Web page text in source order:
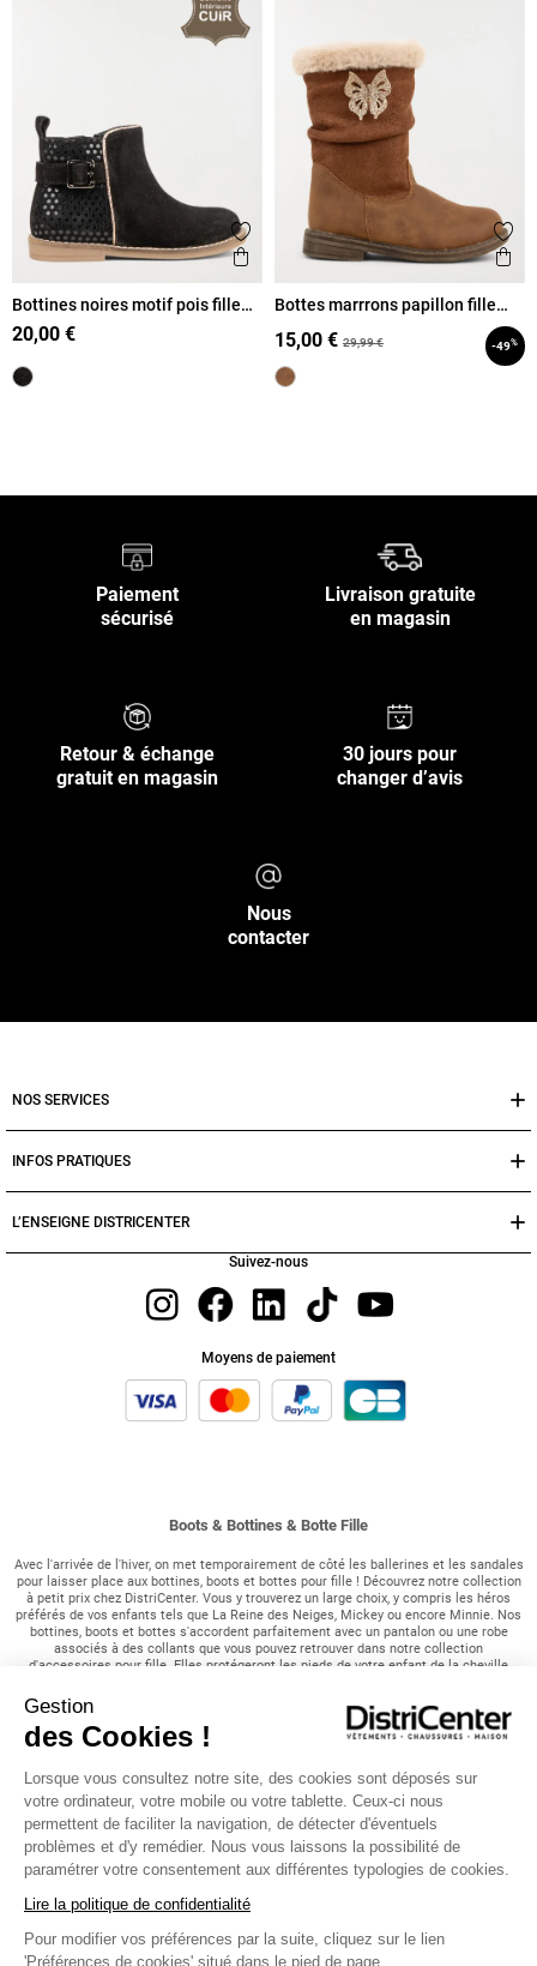
Gestion
des Cookies !
Lorsque vous consultez notre site, des cookies sont déposés sur
votre ordinateur, votre mobile ou votre tablette. Ceux-ci nous
permettent de faciliter la navigation, de détecter d'éventuels
problèmes et d'y remédier. Nous vous laissons la possibilité de
paramétrer votre consentement aux différentes typologies de cookies.
Lire la politique de confidentialité
Pour modifier vos préférences par la suite, cliquez sur le lien
'Préférences de cookies' situé dans le pied de page.
Boots & Bottines & Botte Fille
Avec l'arrivée de l'hiver, on met temporairement de côté les ballerines et les sandales
pour laisser place aux bottines, boots et bottes pour fille ! Découvrez notre collection
à petit prix chez DistriCenter. Vous y trouverez un large choix, y compris les héros
préférés de vos enfants tels que La Reine des Neiges, Mickey ou encore Minnie. Nos
bottines, boots et bottes s'accordent parfaitement avec un pantalon ou une robe
associés à des collants que vous pouvez retrouver dans notre collection
d'accessoires pour fille. Elles protégeront les pieds de votre enfant de la cheville
Différences entre bottines, boots et bottes :
Nos bottes sont des chaussures qui couvrent une partie de la jambe, allant de la
cheville jusqu'au mollet, avec ou sans talon. Elles ajoutent une touche d'élégance au
style de votre petite fille . Découvrez nos bottes, qu'elles soient fourrées ou simples,
pour une sensation de confort et de chaleur !
Les bottines, quant à elles, s'arrêtent à la cheville, à plat ou à talon, assurant un
de votre petite fille. Nos bottines compléteront parfaitement votre tenue d'hiver, que
site internet districenter.fr.
Ajouter aux favoris
Aperçu rapide
Bottines noires motif pois fille
(25-30)
20,00 €
Bottes marrrons papillon fille
15,00 € 29,99 € -49%
Paiement
sécurisé
Livraison gratuite
en magasin
Retour & échange
gratuit en magasin
30 jours pour
changer d’avis
Nous
contacter
NOS SERVICES
INFOS PRATIQUES
L’ENSEIGNE DISTRICENTER
Suivez-nous
Moyens de paiement